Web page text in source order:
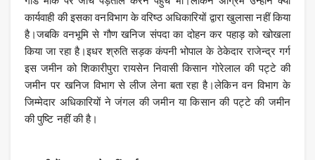
कार्यवाही की इसका वनविभाग के वरिष्ठ अधिकारियों द्वारा खुलासा नहीं किया
है।जबकि वनभूमि से गौण खनिज संपदा का दोहन कर पहाड़ को खोखला
किया जा रहा है।इधर श्रुति सड़क कंपनी भोपाल के ठेकेदार राजेन्द्र गर्ग
इस जमीन को शिकारीपुरा रायसेन निवासी किसान गोरेलाल की पट्टे की
जमीन पर खनिज विभाग से लीज लेना बता रहा है।लेकिन वन विभाग के
जिम्मेदार अधिकारियों ने जंगल की जमीन या किसान की पट्टे की जमीन
की पुष्टि नहीं की है।